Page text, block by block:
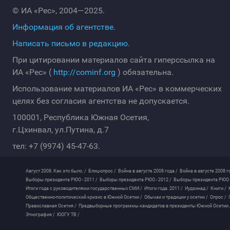
© ИА «Рес», 2004—2025.
Информация об агентстве.
Написать письмо в редакцию.
При цитировании материалов сайта гиперссылка на
ИА «Рес» ( http://cominf.org ) обязательна.
Использование материалов ИА «Рес» в коммерческих
целях без согласия агентства не допускается.
100001, Республика Южная Осетия,
г.Цхинвал, ул.Путина, д.7
тел: +7 (9974) 45-47-63.
Август 2008. Как это было. / Блиц-опрос / Война в августе 2008 года / Война в августе 2008
Выборы президента РЮО - 2011 / Выборы президента РЮО - 2012 / Выборы президента РЮО
Итоги года с руководителями государственных СМИ / Итоги года. 2011 / Иудзинад / Книги /
Общественно-политический кризис в Южной Осетии / Обычаи и традиции у осетин / Опрос /
Православная Осетия / Предвыборные программы кандидатов в президенты Южной Осетии
Этнография / ЮОГУ ТВ /